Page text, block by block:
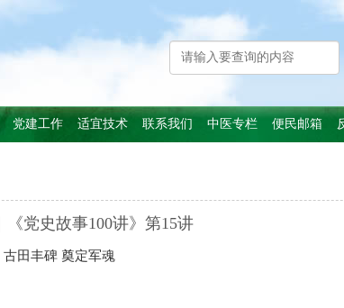
党建工作 适宜技术 联系我们 中医专栏 便民邮箱
《党史故事100讲》第15讲
古田丰碑 奠定军魂